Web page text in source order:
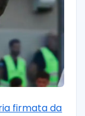
firmata da